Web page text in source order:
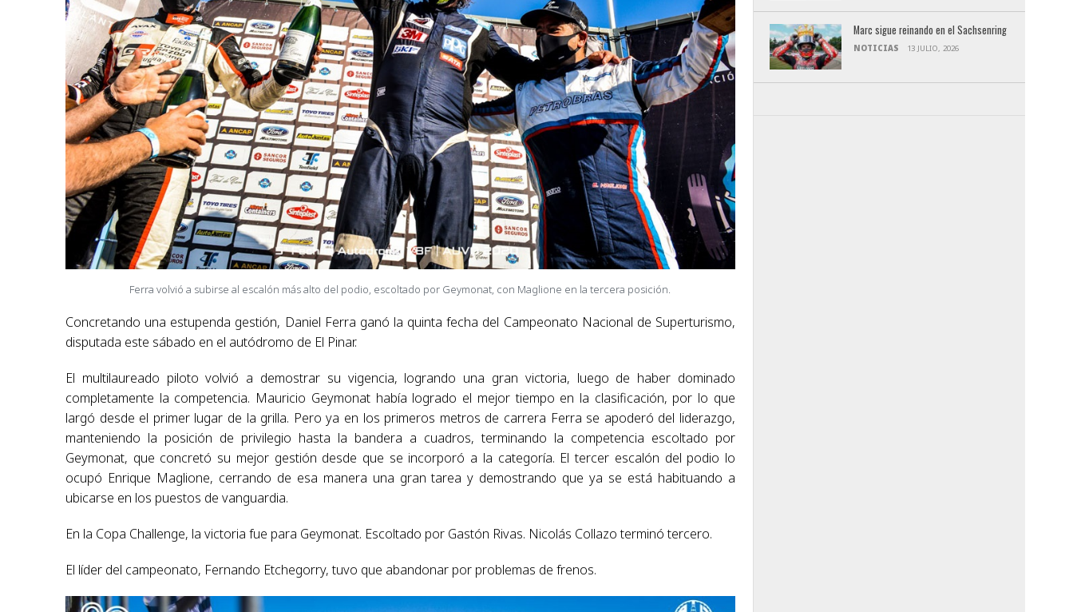
Ferra volvió a subirse al escalón más alto del podio, escoltado por Geymonat, con Maglione en la tercera posición.
Concretando una estupenda gestión, Daniel Ferra ganó la quinta fecha del Campeonato Nacional de Superturismo,
disputada este sábado en el autódromo de El Pinar.
El multilaureado piloto volvió a demostrar su vigencia, logrando una gran victoria, luego de haber dominado
completamente la competencia. Mauricio Geymonat había logrado el mejor tiempo en la clasificación, por lo que
largó desde el primer lugar de la grilla. Pero ya en los primeros metros de carrera Ferra se apoderó del liderazgo,
manteniendo la posición de privilegio hasta la bandera a cuadros, terminando la competencia escoltado por
Geymonat, que concretó su mejor gestión desde que se incorporó a la categoría. El tercer escalón del podio lo
ocupó Enrique Maglione, cerrando de esa manera una gran tarea y demostrando que ya se está habituando a
ubicarse en los puestos de vanguardia.
En la Copa Challenge, la victoria fue para Geymonat. Escoltado por Gastón Rivas. Nicolás Collazo terminó tercero.
El líder del campeonato, Fernando Etchegorry, tuvo que abandonar por problemas de frenos.
Marc sigue reinando en el Sachsenring
NOTICIAS 13 JULIO, 2026